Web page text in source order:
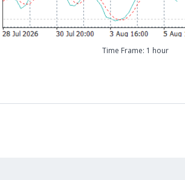
Time Frame: 1 hour